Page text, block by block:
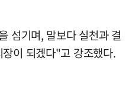
섬기며, 말보다 실천과 결
이 되겠다"고 강조했다.